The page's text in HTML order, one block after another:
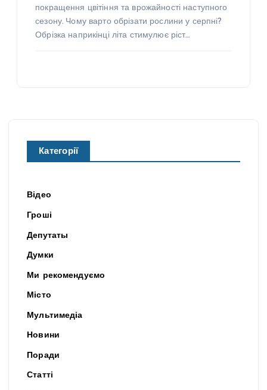
покращення цвітіння та врожайності наступного
сезону. Чому варто обрізати рослини у серпні?
Обрізка наприкінці літа стимулює ріст…
Категорії
Відео
Гроші
Депутаты
Думки
Ми рекомендуємо
Місто
Мультимедіа
Новини
Поради
Статті